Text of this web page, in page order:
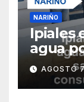
NARIÑO
Ipiales
agua
en
AGOSTO